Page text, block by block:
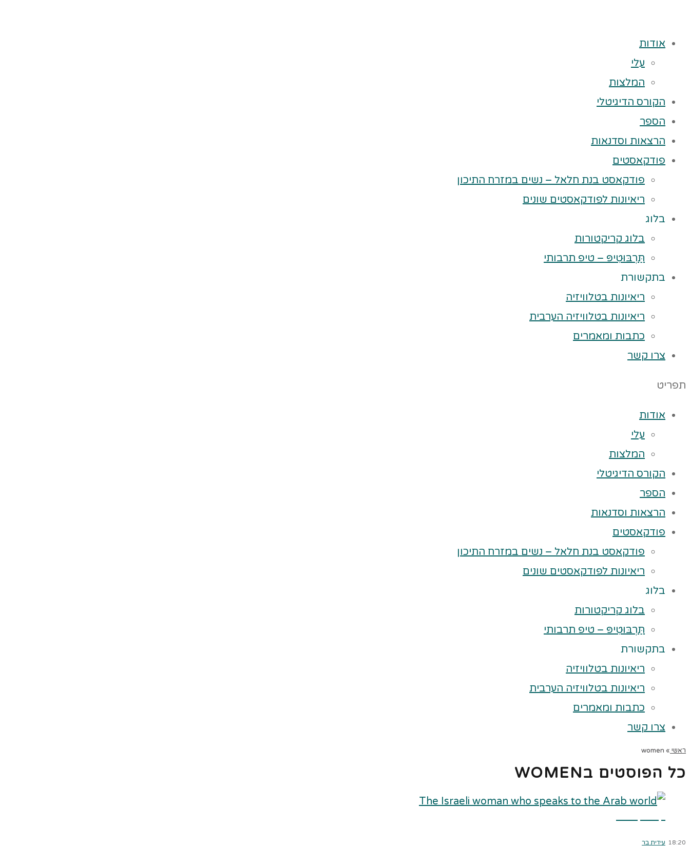
אודות
עלי
המלצות
הקורס הדיגיטלי
הספר
הרצאות וסדנאות
פודקאסטים
פודקאסט בנת חלאל – נשים במזרח התיכון
ריאיונות לפודקאסטים שונים
בלוג
בלוג קריקטורות
תַּרְבּוּטִיפּ – טיפ תרבותי
בתקשורת
ריאיונות בטלוויזיה
ריאיונות בטלוויזיה הערבית
כתבות ומאמרים
צרו קשר
תפריט
אודות
עלי
המלצות
הקורס הדיגיטלי
הספר
הרצאות וסדנאות
פודקאסטים
פודקאסט בנת חלאל – נשים במזרח התיכון
ריאיונות לפודקאסטים שונים
בלוג
בלוג קריקטורות
תַּרְבּוּטִיפּ – טיפ תרבותי
בתקשורת
ריאיונות בטלוויזיה
ריאיונות בטלוויזיה הערבית
כתבות ומאמרים
צרו קשר
ראשי »
women
כל הפוסטים בWOMEN
18:20 עידית בר